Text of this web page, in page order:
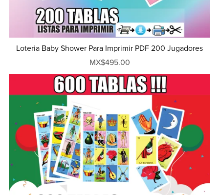
Loteria Baby Shower Para Imprimir PDF 200 Jugadores
MX$495.00